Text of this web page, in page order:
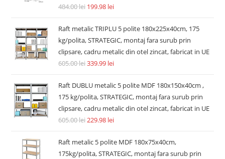
484.00lei 199.98 lei
Raft metalic TRIPLU 5 polite 180x225x40cm, 175
kg/polita, STRATEGIC, montaj fara surub prin
clipsare, cadru metalic din otel zincat, fabricat in UE
605.00lei339.99 lei
Raft DUBLU metalic 5 polite MDF 180x150x40cm ,
175 kg/polita, STRATEGIC, montaj fara surub prin
clipsare, cadru metalic din otel zincat, fabricat in UE
605.00lei 229.98 lei
Raft metalic 5 polite MDF 180x75x40cm,
175kg/polita, STRATEGIC, montaj fara surub prin